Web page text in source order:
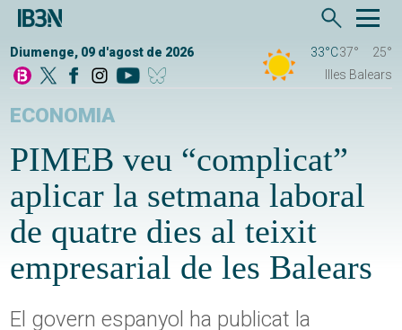
Diumenge, 09 d'agost de 2026 33°C37°
25°
Illes Balears
ECONOMIA
PIMEB veu “complicat”
aplicar la setmana laboral
de quatre dies al teixit
empresarial de les Balears
El govern espanyol ha publicat la